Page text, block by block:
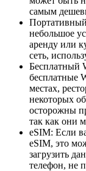
самым
небольшое
аренду или
сеть,
Бесплатный
бесплатные
местах,
некоторых
осторожны
так как они
eSIM: Если
eSIM, это
загрузить
телефон, не